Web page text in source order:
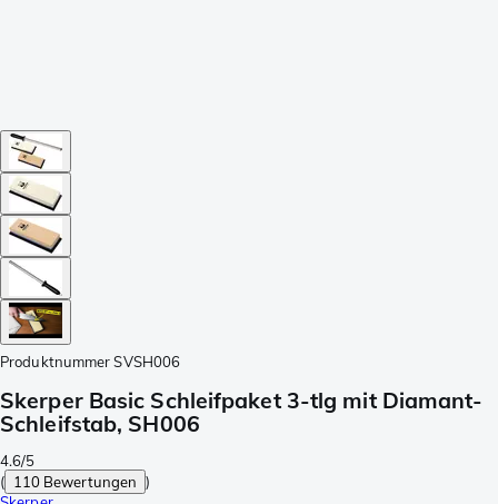
Produktnummer SVSH006
Skerper Basic Schleifpaket 3-tlg mit Diamant-
Schleifstab, SH006
4.6/5
( 110 Bewertungen )